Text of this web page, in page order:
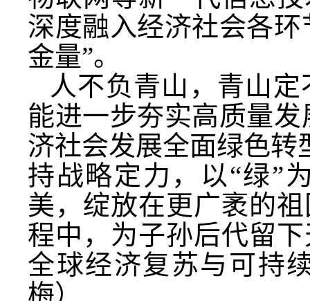
深度融入经济社会各
金量”。
人不负青山，青山
能进一步夯实高质量
济社会发展全面绿色转
持战略定力，以“绿”
美，绽放在更广袤的
程中，为子孙后代留
全球经济复苏与可持
梅）